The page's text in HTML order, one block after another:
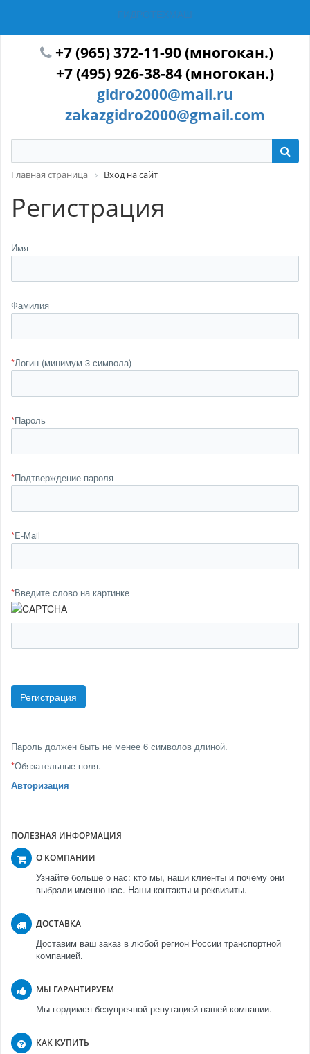
ГИДРОТЕХМАШ
+7 (965) 372-11-90 (многокан.)
+7 (495) 926-38-84 (многокан.)
gidro2000@mail.ru
zakazgidro2000@gmail.com
Главная страница Вход на сайт
Регистрация
Имя
Фамилия
*Логин (минимум 3 символа)
*Пароль
*Подтверждение пароля
*E-Mail
*Введите слово на картинке
Пароль должен быть не менее 6 символов длиной.
*Обязательные поля.
Авторизация
ПОЛЕЗНАЯ ИНФОРМАЦИЯ
О КОМПАНИИ
Узнайте больше о нас: кто мы, наши клиенты и почему они
выбрали именно нас. Наши контакты и реквизиты.
ДОСТАВКА
Доставим ваш заказ в любой регион России транспортной
компанией.
МЫ ГАРАНТИРУЕМ
Мы гордимся безупречной репутацией нашей компании.
КАК КУПИТЬ